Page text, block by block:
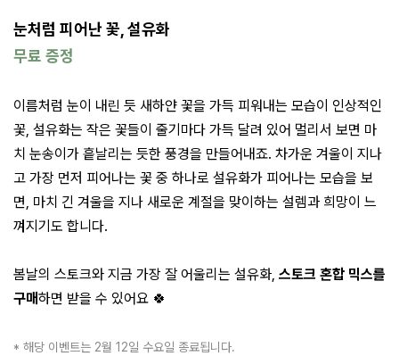
눈처럼 피어난 꽃, 설유화
무료 증정
이름처럼 눈이 내린 듯 새하얀 꽃을 가득 피워내는 모습이 인상적인
꽃, 설유화는 작은 꽃들이 줄기마다 가득 달려 있어 멀리서 보면 마
치 눈송이가 흩날리는 듯한 풍경을 만들어내죠. 차가운 겨울이 지나
고 가장 먼저 피어나는 꽃 중 하나로 설유화가 피어나는 모습을 보
면, 마치 긴 겨울을 지나 새로운 계절을 맞이하는 설렘과 희망이 느
껴지기도 합니다.
봄날의 스토크와 지금 가장 잘 어울리는 설유화, 스토크 혼합 믹스를
구매하면 받을 수 있어요 🍀
* 해당 이벤트는 2월 12일 수요일 종료됩니다.